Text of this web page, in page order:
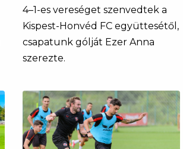
4–1-es vereséget szenvedtek a
Kispest-Honvéd FC együttesétől,
csapatunk gólját Ezer Anna
szerezte.